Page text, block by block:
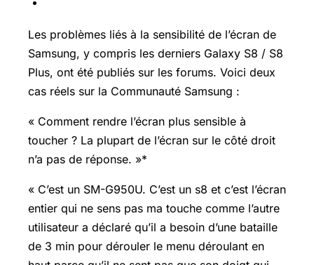
Les problèmes liés à la sensibilité de l’écran de
Samsung, y compris les derniers Galaxy S8 / S8
Plus, ont été publiés sur les forums. Voici deux
cas réels sur la Communauté Samsung :
« Comment rendre l’écran plus sensible à
toucher ? La plupart de l’écran sur le côté droit
n’a pas de réponse. »*
« C’est un SM-G950U. C’est un s8 et c’est l’écran
entier qui ne sens pas ma touche comme l’autre
utilisateur a déclaré qu’il a besoin d’une bataille
de 3 min pour dérouler le menu déroulant en